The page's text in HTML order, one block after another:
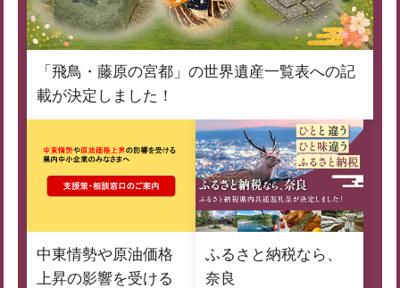
「飛鳥・藤原の宮都」の世界遺産一覧表への記
載が決定しました！
中東情勢や原油価格
上昇の影響を受ける
ふるさと納税なら、
奈良